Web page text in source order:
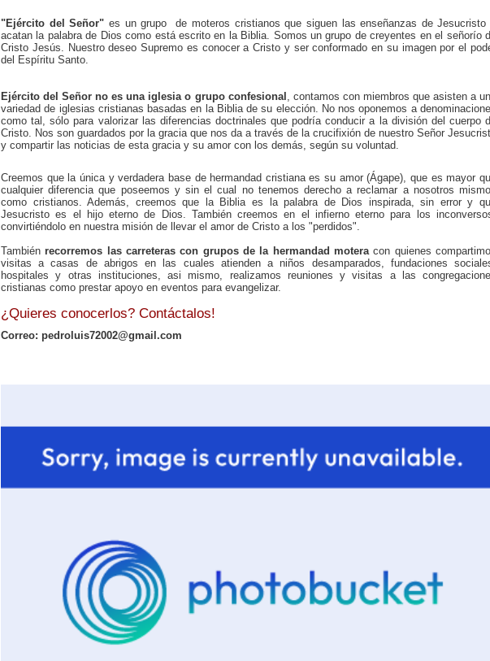
"Ejército del Señor" es un grupo de moteros cristianos que siguen las enseñanzas de Jesucristo
acatan la palabra de Dios como está escrito en la Biblia. Somos un grupo de creyentes en el señorío
Cristo Jesús. Nuestro deseo Supremo es conocer a Cristo y ser conformado en su imagen por el
del Espíritu Santo.
Ejército del Señor no es una iglesia o grupo confesional , contamos con miembros que asisten a
variedad de iglesias cristianas basadas en la Biblia de su elección. No nos oponemos a
como tal, sólo para valorizar las diferencias doctrinales que podría conducir a la división del cuerpo
Cristo. Nos son guardados por la gracia que nos da a través de la crucifixión de nuestro Señor
y compartir las noticias de esta gracia y su amor con los demás, según su voluntad.
Creemos que la única y verdadera base de hermandad cristiana es su amor (Ágape), que es mayor
cualquier diferencia que poseemos y sin el cual no tenemos derecho a reclamar a nosotros
como cristianos. Además, creemos que la Biblia es la palabra de Dios inspirada, sin error y
Jesucristo es el hijo eterno de Dios. También creemos en el infierno eterno para los
convirtiéndolo en nuestra misión de llevar el amor de Cristo a los "perdidos".
Tambiénrecorremos las carreteras con grupos de la hermandad motera con quienes
visitas a casas de abrigos en las cuales atienden a niños desamparados, fundaciones
hospitales y otras instituciones, asi mismo, realizamos reuniones y visitas a las
cristianas como prestar apoyo en eventos para evangelizar.
¿Quieres conocerlos? Contáctalos!
Correo: pedroluis72002@gmail.com